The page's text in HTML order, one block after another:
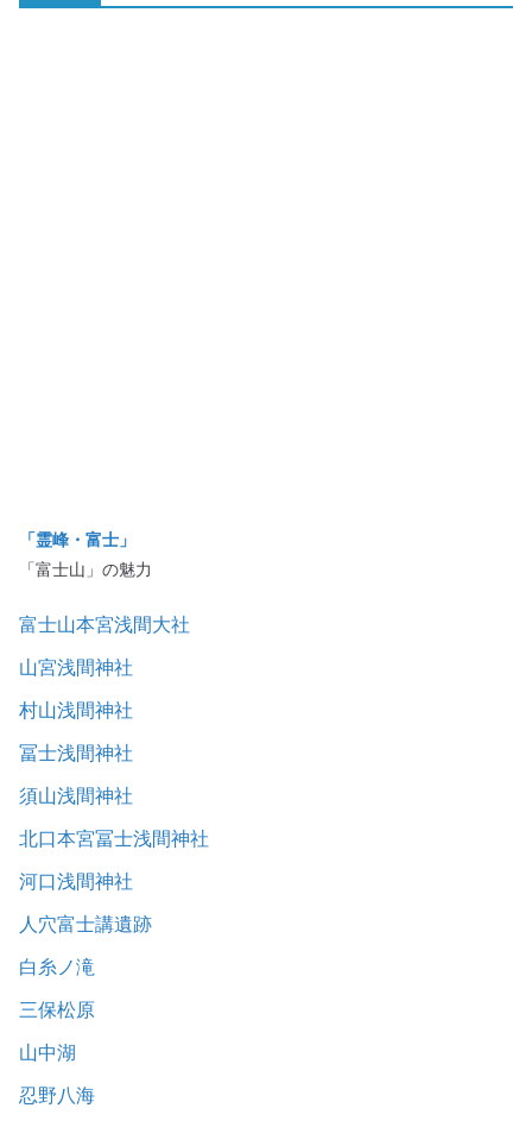
「霊峰・富士」
「富士山」の魅力
富士山本宮浅間大社
山宮浅間神社
村山浅間神社
冨士浅間神社
須山浅間神社
北口本宮冨士浅間神社
河口浅間神社
人穴富士講遺跡
白糸ノ滝
三保松原
山中湖
忍野八海